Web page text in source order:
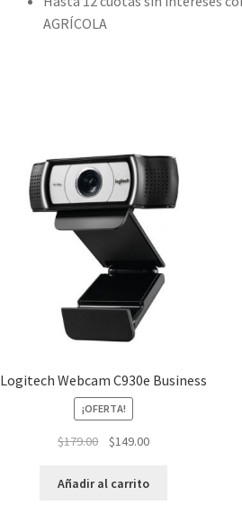
AGRÍCOLA
Logitech Webcam C930e Business
¡OFERTA!
$179.00
original
$149.00El
actual
Añadir al carrito